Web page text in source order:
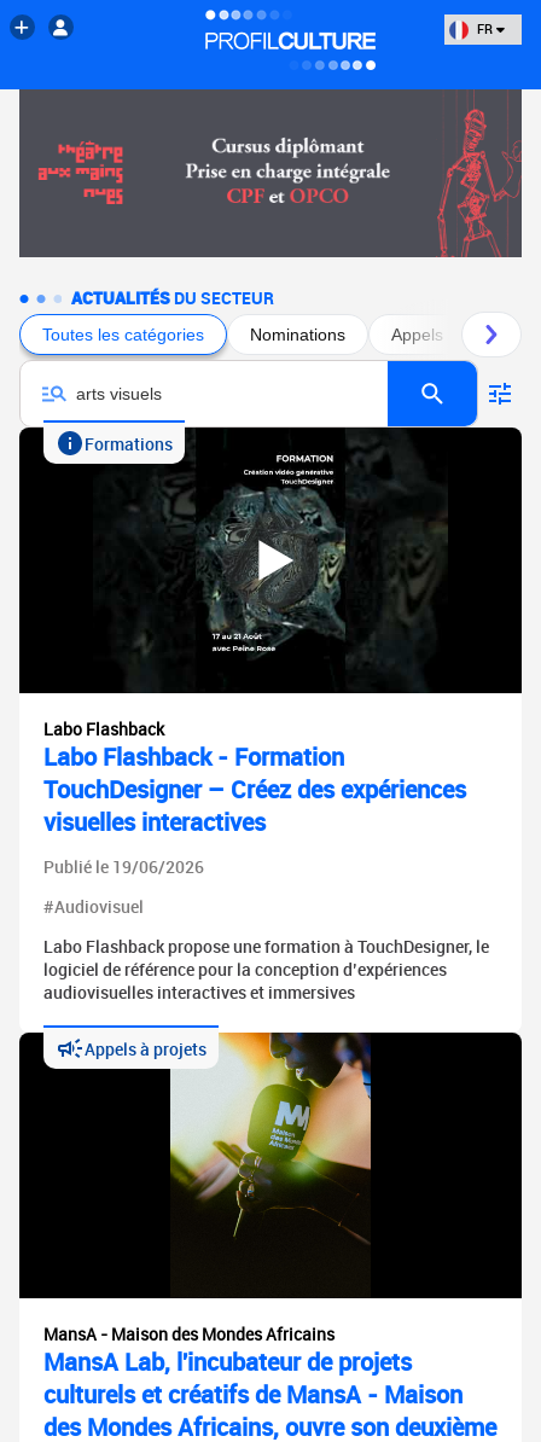
FR
ACTUALITÉS DU SECTEUR
Toutes les catégories Nominations Appels à projets
Formations
Labo Flashback
Labo Flashback - Formation
TouchDesigner – Créez des expériences
visuelles interactives
Publié le 19/06/2026
#Audiovisuel
Labo Flashback propose une formation à TouchDesigner, le
logiciel de référence pour la conception d’expériences
audiovisuelles interactives et immersives
Appels à projets
MansA - Maison des Mondes Africains
MansA Lab, l'incubateur de projets
culturels et créatifs de MansA - Maison
des Mondes Africains, ouvre son deuxième